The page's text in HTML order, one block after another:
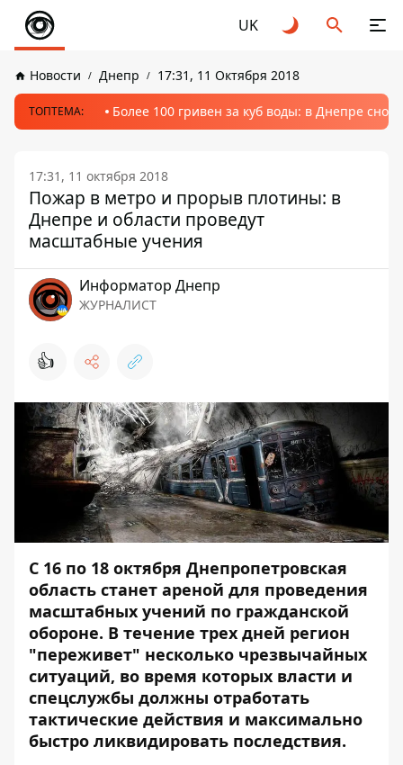
UK
Новости Днепр 17:31, 11 Октября 2018
ТОПТЕМА: Более 100 гривен за куб воды: в Днепре
17:31, 11 октября 2018
Пожар в метро и прорыв плотины: в
Днепре и области проведут
масштабные учения
Информатор Днепр
ЖУРНАЛИСТ
👍
С 16 по 18 октября Днепропетровская
область станет ареной для проведения
масштабных учений по гражданской
обороне. В течение трех дней регион
"переживет" несколько чрезвычайных
ситуаций, во время которых власти и
спецслужбы должны отработать
тактические действия и максимально
быстро ликвидировать последствия.